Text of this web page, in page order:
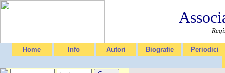
Home Info Autori Biografie Periodici